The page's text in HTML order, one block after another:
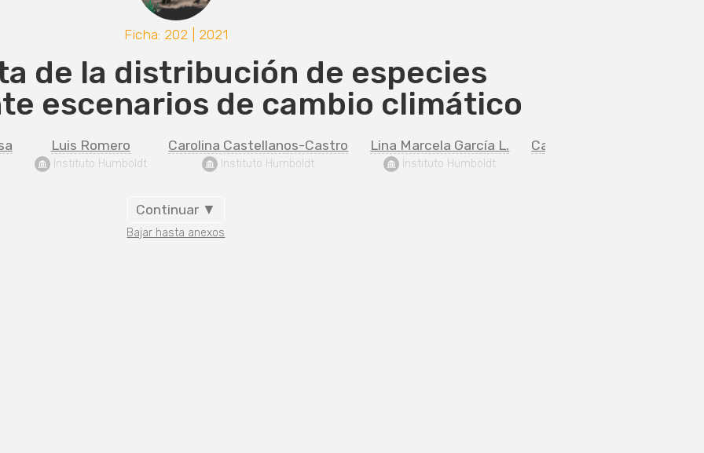
Ficha: 202 | 2021
de la distribución de especies
escenarios de cambio climático
Luis Romero
Instituto Humboldt
Carolina Castellanos-Castro
Instituto Humboldt
Lina Marcela García L.
Instituto Humboldt
Carlos Jair Muñoz
Continuar ▼
Bajar hasta anexos